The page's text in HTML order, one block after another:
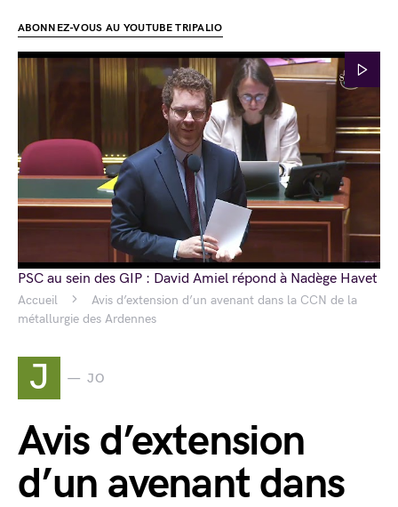
Accueil
Avis d’extension d’un avenant dans la CCN de la
métallurgie des Ardennes
J JO
Avis d’extension
d’un avenant dans
ABONNEZ-VOUS AU YOUTUBE TRIPALIO
PSC au sein des GIP : David Amiel répond à Nadège Havet